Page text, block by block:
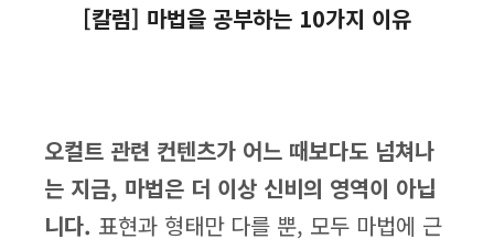
[칼럼] 마법을 공부하는 10가지 이유
오컬트 관련 컨텐츠가 어느 때보다도 넘쳐나
는 지금, 마법은 더 이상 신비의 영역이 아닙
니다. 표현과 형태만 다를 뿐, 모두 마법에 근